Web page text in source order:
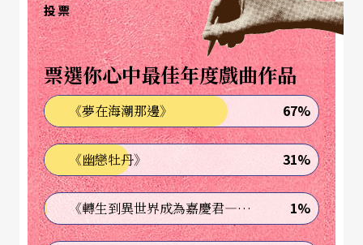
成立之初，劇院其實沒有特別突出的表現，直到一
九七○年導演彼得．胥坦（Peter Stein）帶他的劇
團進駐後，才水漲船高。他讓列寧廣場劇院受到世
界矚目，更將德國戲劇帶入新的里程碑。且說，時
值六八學運兼反越戰和平運動（1968），在民主自
由呼聲高漲的影響下，胥坦與其同仁提出新的戲劇
工作模式，打破一般劇院的階級劃分，讓每個工作
成員一律平等，在劇目政治決策與劇本挑選上享有
投票
票選你心中最佳年度戲曲作品
《夢在海潮那邊》 67%
《幽戀牡丹》 31%
《轉生到異世界成為嘉慶君—發現我的祖先是詐騙集團!?》 1%